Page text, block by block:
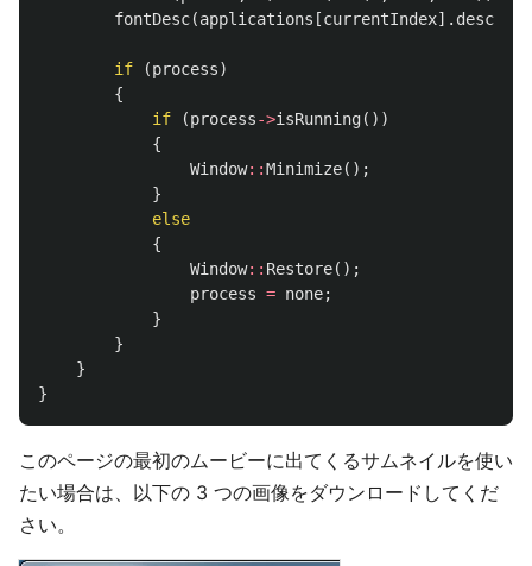
fontDesc(applications [currentIndex].
if (process)
{
if
(process->isRunning())
{
Window::Minimize();
}
else
{
Window:: Restore();
process = none;
}
}
}
}
このページの最初のムービーに出てくるサムネイルを使い
たい場合は、以下の 3 つの画像をダウンロードしてくだ
さい。